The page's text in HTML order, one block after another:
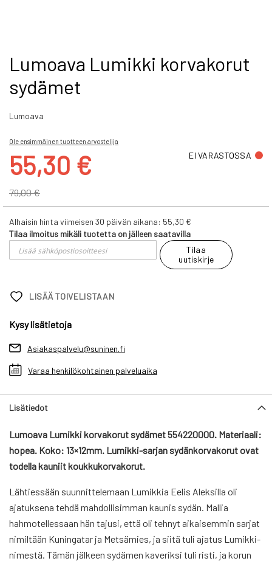
Skip
to
beginning
the
gallery
Lumoava Lumikki korvakorut
sydämet
Lumoava
Ole ensimmäinen tuotteen arvostelija
Tarjoushinta
55,30 €
79,00 €
EI VARASTOSSA
Alhaisin hinta viimeisen 30 päivän aikana: 55,30 €
Tilaa ilmoitus mikäli tuotetta on jälleen saatavilla
Tilaa
uutiskirje
LISÄÄ TOIVELISTAAN
Kysy lisätietoja
Asiakaspalvelu@suninen.fi
Varaa henkilökohtainen palveluaika
Lisätiedot
Lumoava Lumikki korvakorut sydämet 554220000. Materiaali:
hopea. Koko: 13×12mm. Lumikki-sarjan sydänkorvakorut ovat
todella kauniit koukkukorvakorut.
Lähtiessään suunnittelemaan Lumikkia Eelis Aleksilla oli
ajatuksena tehdä mahdollisimman kaunis sydän. Mallia
hahmotellessaan hän tajusi, että oli tehnyt aikaisemmin sarjat
nimiltään Kuningatar ja Metsämies, ja siitä tuli ajatus Lumikki-
nimestä. Tämän jälkeen sydämen kaveriksi tuli risti, ja korun